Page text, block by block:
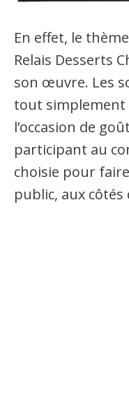
En effet, le
Relais Desserts
son œuvre. Les
tout simplement
l’occasion de
participant au
choisie pour
public, aux